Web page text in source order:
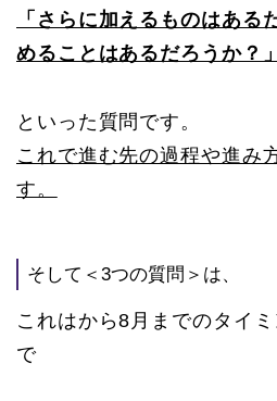
「さらに加えるものはある
めることはあるだろうか？」
といった質問です。
これで進む先の過程や進み
す。
そして＜3つの質問＞は、
これはから8月までのタイ
で